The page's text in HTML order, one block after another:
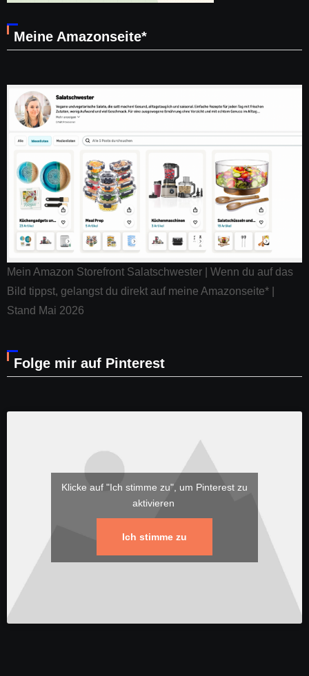
Meine Amazonseite*
Mein Amazon Storefront Salatschwester | Wenn du auf das
Bild tippst, gelangst du direkt auf meine Amazonseite* |
Stand Mai 2026
Folge mir auf Pinterest
Klicke auf "Ich stimme zu", um Pinterest zu
aktivieren
Ich stimme zu